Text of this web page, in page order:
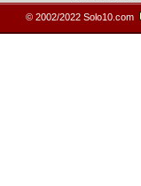
© 2002/2022 Solo10.com